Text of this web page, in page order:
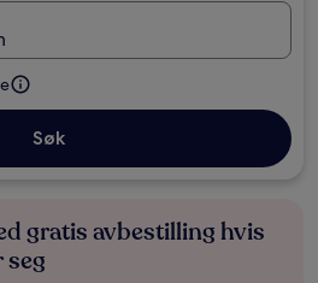
Søk
gratis avbestilling hvis
seg